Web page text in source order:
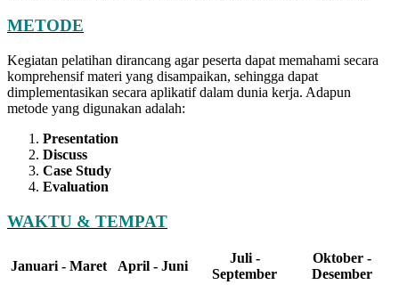
METODE
Kegiatan pelatihan dirancang agar peserta dapat memahami secara
komprehensif materi yang disampaikan, sehingga dapat
dimplementasikan secara aplikatif dalam dunia kerja. Adapun
metode yang digunakan adalah:
Presentation
Discuss
Case Study
Evaluation
WAKTU & TEMPAT
Januari - Maret April - Juni
Juli -
September
Oktober -
Desember